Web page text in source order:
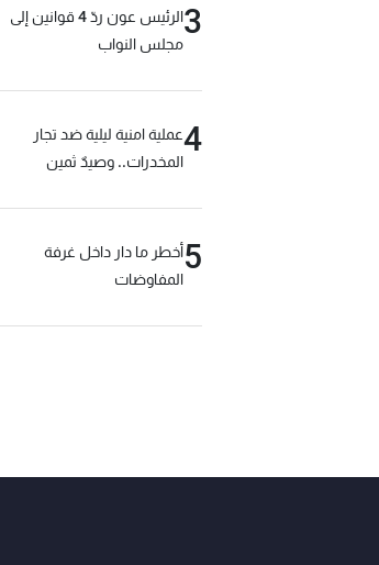
3
الرئيس عون ردّ 4 قوانين إلى
مجلس النواب
4عملية امنية ليلية ضد تجار
المخدرات.. وصيدٌ ثمين
5أخطر ما دار داخل غرفة
المفاوضات